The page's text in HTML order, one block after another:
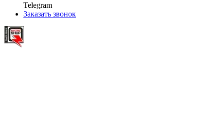
Telegram
Заказать звонок